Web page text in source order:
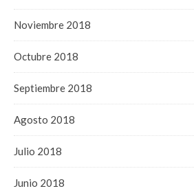
Noviembre 2018
Octubre 2018
Septiembre 2018
Agosto 2018
Julio 2018
Junio 2018